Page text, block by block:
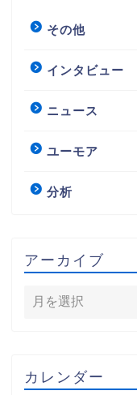
その他
インタビュー
ニュース
ユーモア
分析
アーカイブ
カレンダー